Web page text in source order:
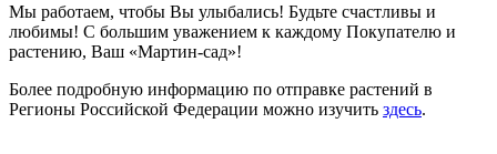
Мы работаем, чтобы Вы улыбались! Будьте счастливы и
любимы! С большим уважением к каждому Покупателю и
растению, Ваш «Мартин-сад»!
Более подробную информацию по отправке растений в
Регионы Российской Федерации можно изучить здесь.